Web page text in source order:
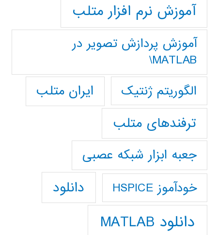
آموزش نرم افزار متلب
آموزش پردازش تصوير در
MATLAB\
الگوریتم ژنتیک
ایران متلب
ترفندهای متلب
جعبه ابزار شبکه عصبی
خودآموز HSPICE دانلود
دانلود MATLAB